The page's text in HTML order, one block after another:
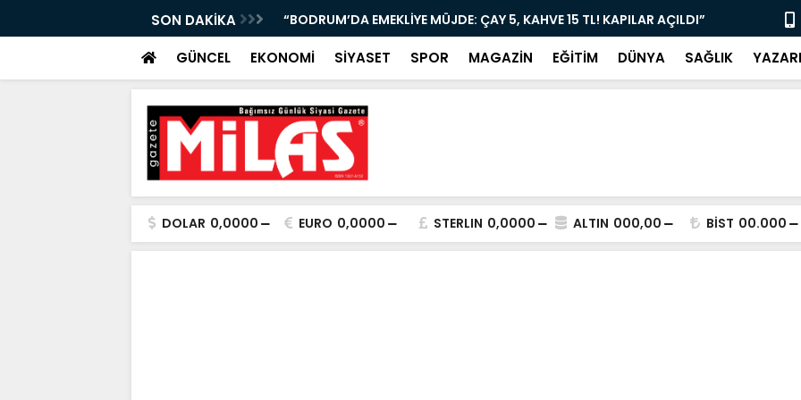
SON DAKİKA
ÇAY 5, KAHVE 15 TL! KAPILAR AÇILDI” “AK PARTİ MUĞLA İL BAŞKANLIĞI’NDA ÖNEMLİ KONUK!” Muğla'da
GÜNCEL EKONOMİ SİYASET SPOR MAGAZİN EĞİTİM DÜNYA SAĞLIK
DOLAR 0,0000 EURO 0,0000 STERLIN 0,0000 ALTIN 000,00 BİST 00.000